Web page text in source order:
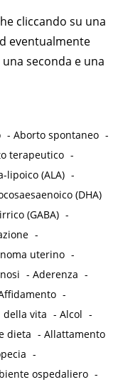
cliccando su una
eventualmente
seconda e una
-Aborto spontaneo -
terapeutico -
lipoico (ALA) -
(DHA)
(GABA) -
-
uterino -
-Aderenza -
-
della vita -Alcol -
dieta -Allattamento
-
ospedaliero -